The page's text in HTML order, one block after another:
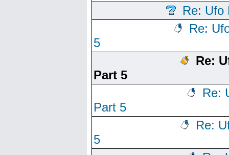
Re: Ufo
Re:
5
Re:
Part 5
Re:
Part 5
Re:
5